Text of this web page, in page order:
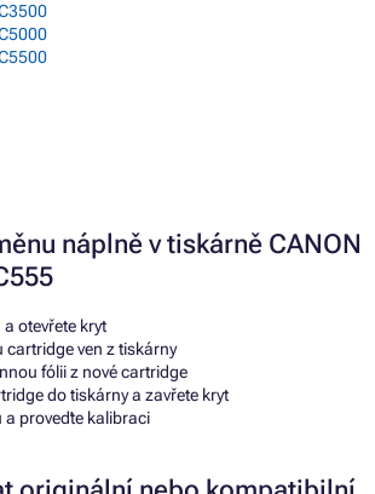
náplně v tiskárně CANON
otevřete kryt
cartridge ven z tiskárny
fólii z nové cartridge
do tiskárny a zavřete kryt
a proveďte kalibraci